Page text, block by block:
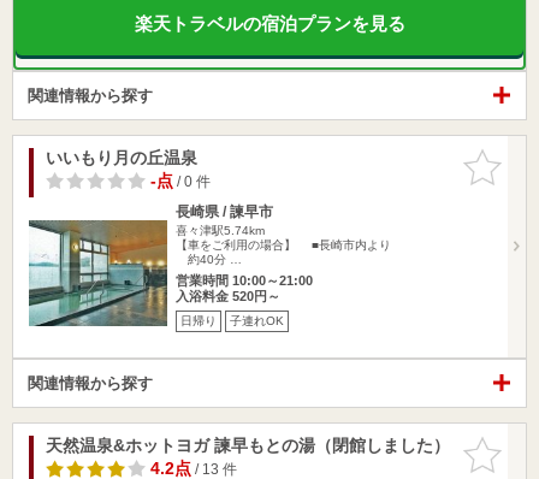
楽天トラベルの宿泊プランを見る
関連情報から探す
お気に入
りに追加
いいもり月の丘温泉
-点/ 0 件
長崎県 / 諫早市
喜々津駅5.74km
【車をご利用の場合】 ■長崎市内より
約40分 …
営業時間 10:00～21:00
入浴料金 520円～
日帰り 子連れOK
関連情報から探す
お気に入
りに追加
天然温泉&ホットヨガ 諫早もとの湯（閉館しました）
4.2点/ 13 件